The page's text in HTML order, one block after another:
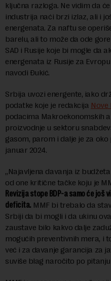
ključna razloga. Ne vidim da
industrija naći brzi izlaz, ali i
energenata. Za naftu se
barelu, ali to može da ode
SAD i Rusije koje bi mogle da
energenata iz Rusije za
navodi Đukić.
Srbija uvozi energente, iako
podatke koje je redakcija Nove
podacima Makroekonomskih
proizvodnje u sektoru
gasom, parom i dalje je za
januar 2024.
„Najavljena davanja iz
od one kritične tačke koju je
Revizija stope BDP-a samo će
deficita. MMF bi trebalo da
Srbiji da bi mogli i da ukinu
zaustave bilo kakvo dalje
mogućih preventivnih mera, i
već i za davanje garancija za
suviše blag naročito po pitanju